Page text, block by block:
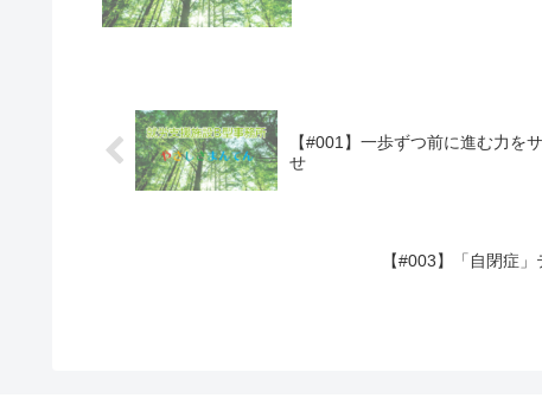
【#001】一歩ずつ前に進む力
せ
【#003】「自閉症